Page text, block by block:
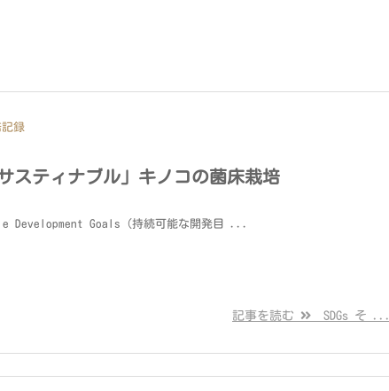
録
スティナブル」キノコの菌床栽培
Development Goals（持続可能な開発目 ...
記事を読む SDGs そ ...